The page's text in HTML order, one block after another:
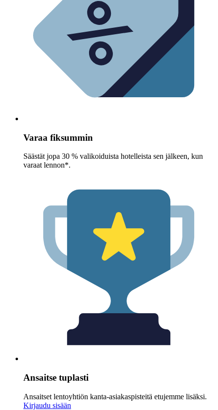
Varaa fiksummin
Säästät jopa 30 % valikoiduista hotelleista sen jälkeen, kun
varaat lennon*.
Ansaitse tuplasti
Ansaitset lentoyhtiön kanta-asiakaspisteitä etujemme lisäksi.
Kirjaudu sisään